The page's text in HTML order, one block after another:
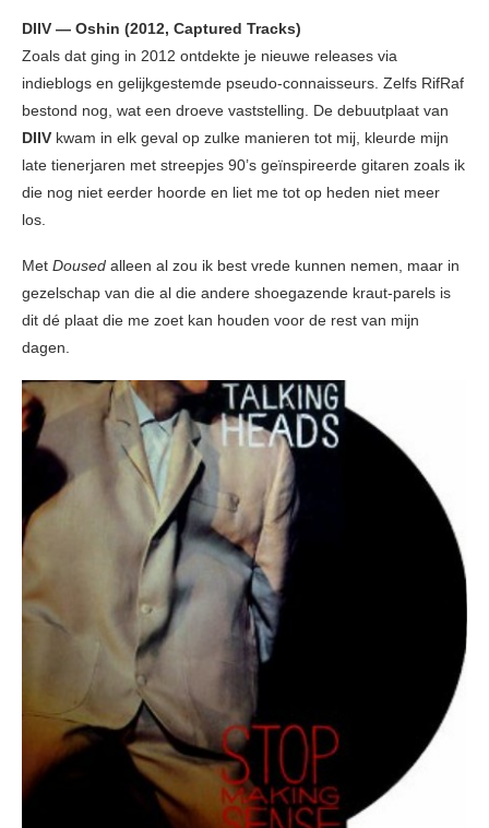
DIIV — Oshin (2012, Captured Tracks)
Zoals dat ging in 2012 ontdekte je nieuwe releases via
indieblogs en gelijkgestemde pseudo-connaisseurs. Zelfs RifRaf
bestond nog, wat een droeve vaststelling. De debuutplaat van
DIIV kwam in elk geval op zulke manieren tot mij, kleurde mijn
late tienerjaren met streepjes 90’s geïnspireerde gitaren zoals ik
die nog niet eerder hoorde en liet me tot op heden niet meer
los.
Met Doused alleen al zou ik best vrede kunnen nemen, maar in
gezelschap van die al die andere shoegazende kraut-parels is
dit dé plaat die me zoet kan houden voor de rest van mijn
dagen.